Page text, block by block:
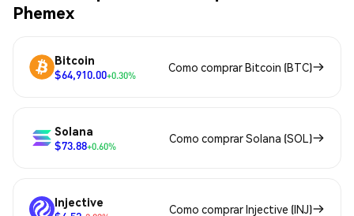
Phemex
Bitcoin
$64,910.00+0.30%
Como comprar Bitcoin (BTC)
Solana
$73.88+0.60%
Como comprar Solana (SOL)
Injective
Como comprar Injective (INJ)